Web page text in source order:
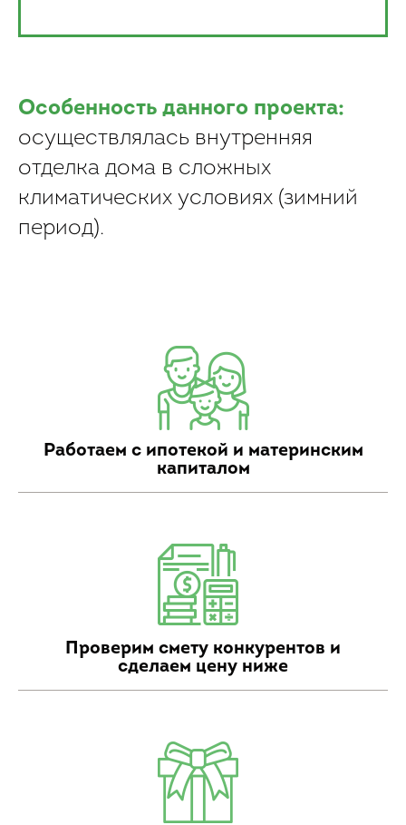
Особенность данного проекта:
осуществлялась внутренняя
отделка дома в сложных
климатических условиях (зимний
период).
Работаем с ипотекой и материнским
капиталом
Проверим смету конкурентов и
сделаем цену ниже